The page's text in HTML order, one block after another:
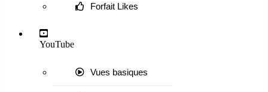
Forfait Likes
YouTube
Vues basiques